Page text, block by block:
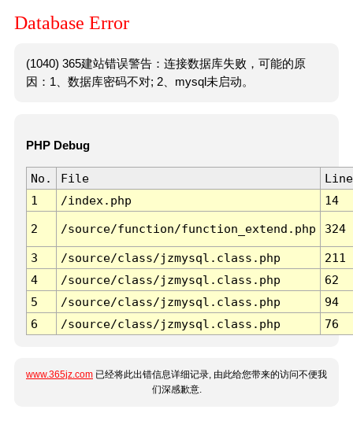
Database Error
(1040) 365建站错误警告：连接数据库失败，可能的原
因：1、数据库密码不对; 2、mysql未启动。
PHP Debug
No. File
Line
1
/index.php 14
2 /source/function/function_extend.php 324
3 /source/class/jzmysql.class.php
211
4
/source/class/jzmysql.class.php
62
5
/source/class/jzmysql.class.php
94
6
/source/class/jzmysql.class.php 76
www.365jz.com 已经将此出错信息详细记录, 由此给您带来的访问不便我
们深感歉意.